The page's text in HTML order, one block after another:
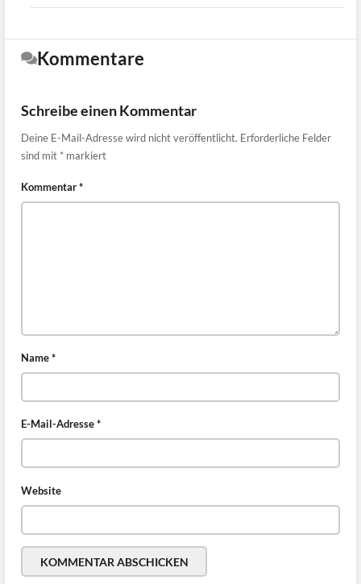
Kommentare
Schreibe einen Kommentar
Deine E-Mail-Adresse wird nicht veröffentlicht. Erforderliche Felder
sind mit * markiert
Kommentar*
Name*
E-Mail-Adresse*
Website